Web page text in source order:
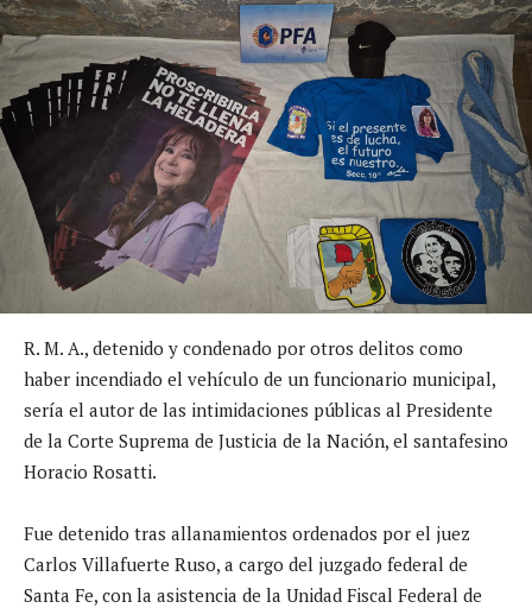
R. M. A., detenido y condenado por otros delitos como
haber incendiado el vehículo de un funcionario municipal,
sería el autor de las intimidaciones públicas al Presidente
de la Corte Suprema de Justicia de la Nación, el santafesino
Horacio Rosatti.
Fue detenido tras allanamientos ordenados por el juez
Carlos Villafuerte Ruso, a cargo del juzgado federal de
Santa Fe, con la asistencia de la Unidad Fiscal Federal de